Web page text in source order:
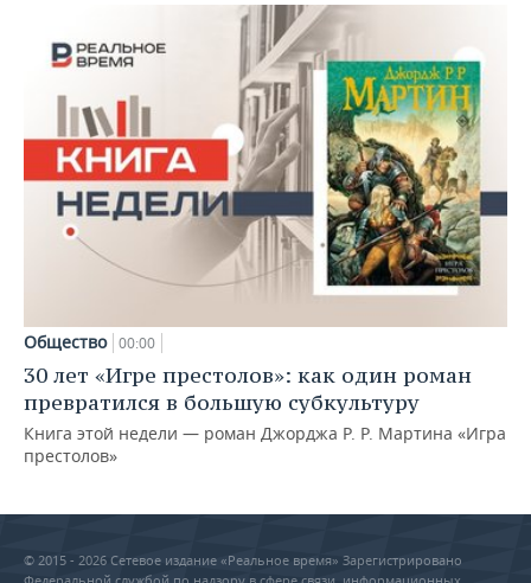
Общество 00:00
30 лет «Игре престолов»: как один роман
превратился в большую субкультуру
Книга этой недели — роман Джорджа Р. Р. Мартина «Игра
престолов»
© 2015 - 2026 Сетевое издание «Реальное время» Зарегистрировано